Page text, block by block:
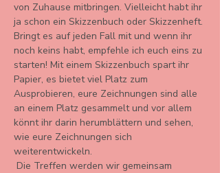
von Zuhause mitbringen. Vielleicht habt ihr
ja schon ein Skizzenbuch oder Skizzenheft.
Bringt es auf jeden Fall mit und wenn ihr
noch keins habt, empfehle ich euch eins zu
starten! Mit einem Skizzenbuch spart ihr
Papier, es bietet viel Platz zum
Ausprobieren, eure Zeichnungen sind alle
an einem Platz gesammelt und vor allem
könnt ihr darin herumblättern und sehen,
wie eure Zeichnungen sich
weiterentwickeln.
Die Treffen werden wir gemeinsam